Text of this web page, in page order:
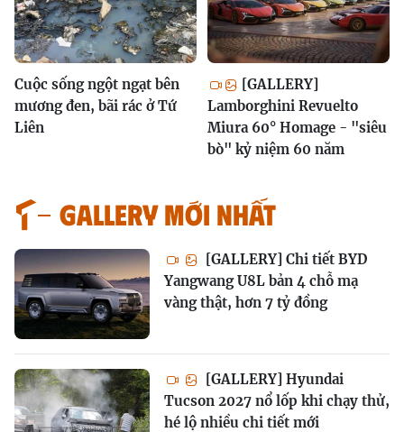
Cuộc sống ngột ngạt bên
mương đen, bãi rác ở Tứ
Liên
[GALLERY]
Lamborghini Revuelto
Miura 60° Homage - "siêu
bò" kỷ niệm 60 năm
GALLERY MỚI NHẤT
[GALLERY] Chi tiết BYD
Yangwang U8L bản 4 chỗ mạ
vàng thật, hơn 7 tỷ đồng
[GALLERY] Hyundai
Tucson 2027 nổ lốp khi chạy thử,
hé lộ nhiều chi tiết mới